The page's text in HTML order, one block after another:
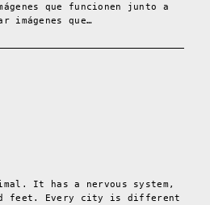
que funcionen junto a
imágenes que…
It has a nervous system,
feet. Every city is different